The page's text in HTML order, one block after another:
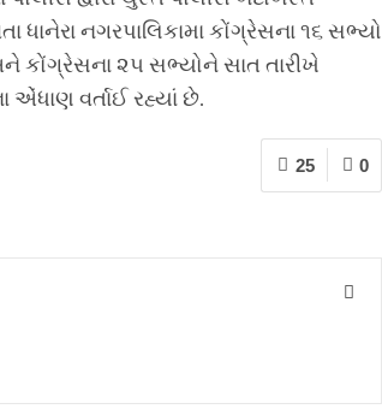
નગરપાલિકામા કોંગ્રેસના ૧૬ સભ્યો
કોંગ્રેસના ૨૫ સભ્યોને સાત તારીખે
એંધાણ વર્તાઈ રહ્યાં છે.
0
25